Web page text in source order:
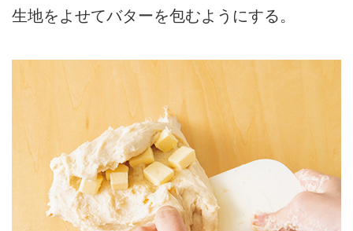
生地をよせてバターを包むようにする。